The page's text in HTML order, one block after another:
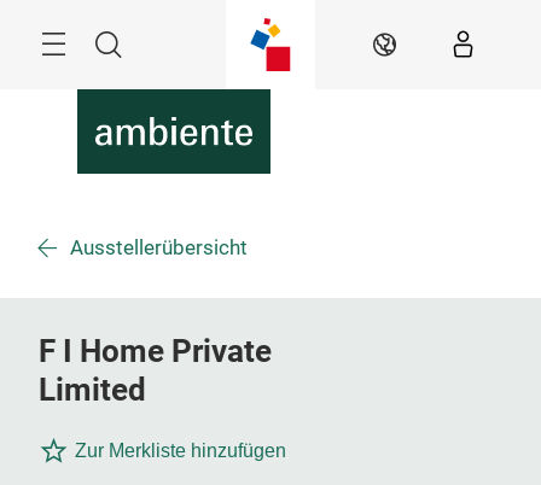
Suche DE
Ausstellerübersicht
F I Home Private
Limited
Zur Merkliste hinzufügen